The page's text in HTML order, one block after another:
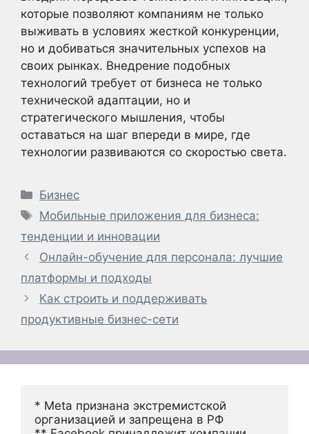
которые позволяют компаниям не только
выживать в условиях жесткой конкуренции,
но и добиваться значительных успехов на
своих рынках. Внедрение подобных
технологий требует от бизнеса не только
технической адаптации, но и
стратегического мышления, чтобы
оставаться на шаг впереди в мире, где
технологии развиваются со скоростью света.
Рубрики
Бизнес
Метки
Мобильные приложения для бизнеса:
тенденции и инновации
Онлайн-обучение для персонала: лучшие
платформы и подходы
Как строить и поддерживать
продуктивные бизнес-сети
* Meta признана экстремистской
организацией и запрещена в РФ